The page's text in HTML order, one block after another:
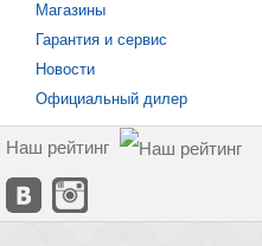
Магазины
Гарантия и сервис
Новости
Официальный дилер
Наш рейтинг